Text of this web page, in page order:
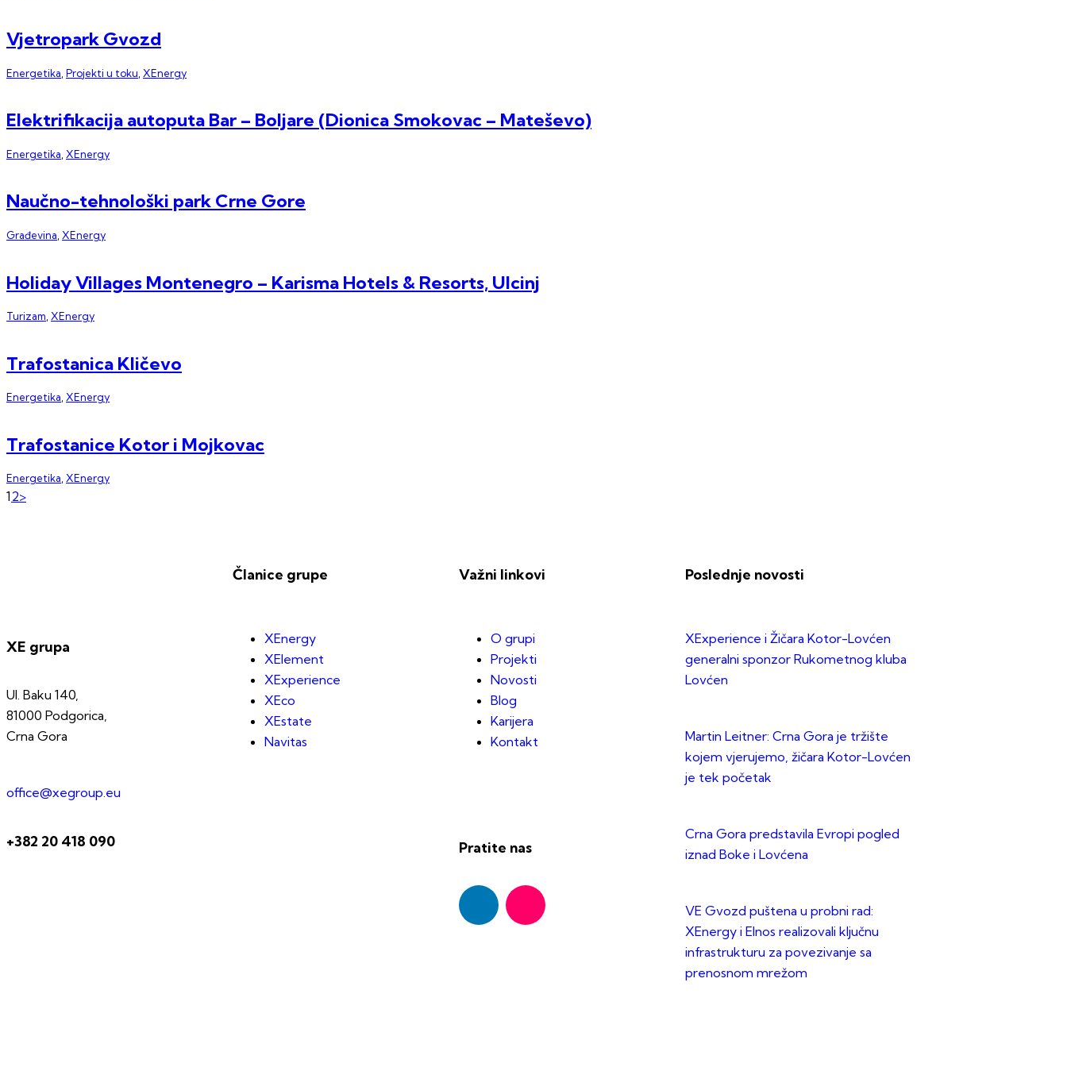
Vjetropark Gvozd
Energetika Projekti u toku XEnergy
Elektrifikacija autoputa Bar – Boljare (Dionica Smokovac – Mateševo)
Energetika XEnergy
Naučno-tehnološki park Crne Gore
Građevina XEnergy
Holiday Villages Montenegro – Karisma Hotels & Resorts, Ulcinj
Turizam XEnergy
Trafostanica Kličevo
Energetika XEnergy
Trafostanice Kotor i Mojkovac
Energetika XEnergy
1 2>
XE grupa
Ul. Baku 140,
81000 Podgorica,
Crna Gora
office@xegroup.eu
+382 20 418 090
Članice grupe
XEnergy
XElement
XExperience
XEco
XEstate
Navitas
Važni linkovi
O grupi
Projekti
Novosti
Blog
Karijera
Kontakt
Pratite nas
Poslednje novosti
XExperience i Žičara Kotor-Lovćen
generalni sponzor Rukometnog kluba
Lovćen
Martin Leitner: Crna Gora je tržište
kojem vjerujemo, žičara Kotor-Lovćen
je tek početak
Crna Gora predstavila Evropi pogled
iznad Boke i Lovćena
VE Gvozd puštena u probni rad:
XEnergy i Elnos realizovali ključnu
infrastrukturu za povezivanje sa
prenosnom mrežom